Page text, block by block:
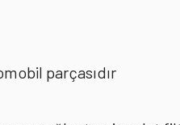
parçasıdır